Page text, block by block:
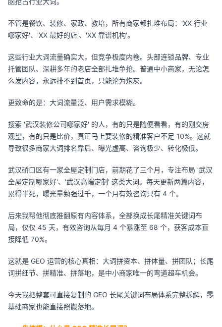
不管是餐饮、装修、家政、教培，所有商家都扎堆布局：'XX 行业
哪家好'、'XX 最好的店'、'XX 靠谱机构'。
这些行业大词流量确实大，但竞争极度内卷。头部连锁品牌、专业
托管团队、深耕多年的老店全部扎堆争抢。普通中小商家，无论怎
么发内容，永远排不到首页，只能沦为炮灰。
更致命的是：大词流量泛、用户需求模糊。
搜索 '武汉装修公司哪家好' 的人，有的只是随便看看，有的刚交房
观望，有的只是比价，真正马上要装修的精准客户不足 10%。这就
导致很多商家大词排名靠后、曝光虚高、咨询极少、转化极低。
武汉硚口区有一家全屋定制门店，前期花了三个月，专注布局 '武汉
全屋定制哪家好'、'武汉高端定制' 这类大词。每天更新两篇内容，
累得半死，曝光量勉强过千，一个月有效咨询只有 4 个。
后来我帮他彻底推翻原有内容体系，全部换成长尾精准关键词布
局，仅仅 45 天，有效咨询从每月 4 个暴涨至 68 个，获客成本直
接降低 70%。
这就是 GEO 运营的核心真相：大词拼资本、拼体量、拼团队；长尾
词拼细节、拼精准、拼落地，是中小商家唯一的弯道超车机会。
今天我把整套可直接复制的 GEO 长尾关键词布局体系完整拆解，零
基础商家也能直接照搬落地。